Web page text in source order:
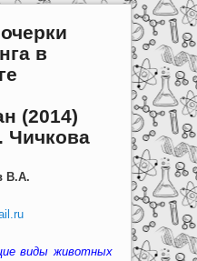
в
(2014)
Чичкова
В.А.
виды животных